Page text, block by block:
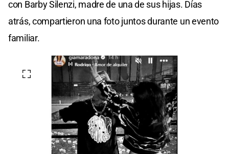
con Barby Silenzi, madre de una de sus hijas. Días
atrás, compartieron una foto juntos durante un evento
familiar.